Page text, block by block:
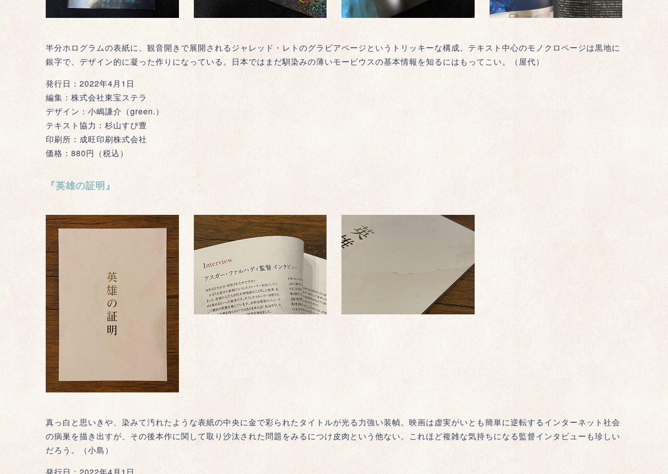
半分ホログラムの表紙に、観音開きで展開されるジャレッド・レトのグラビアページというトリッキーな構成。テキスト中心のモノクロページは黒地に
銀字で、デザイン的に凝った作りになっている。日本ではまだ馴染みの薄いモービウスの基本情報を知るにはもってこい。（屋代）
発行日：2022年4月1日
編集：株式会社東宝ステラ
デザイン：小嶋謙介（green.）
テキスト協力：杉山すぴ豊
印刷所：成旺印刷株式会社
価格：880円（税込）
『英雄の証明』
真っ白と思いきや、染みて汚れたような表紙の中央に金で彩られたタイトルが光る力強い装幀。映画は虚実がいとも簡単に逆転するインターネット社会
の病巣を描き出すが、その後本作に関して取り沙汰された問題をみるにつけ皮肉という他ない。これほど複雑な気持ちになる監督インタビューも珍しい
だろう。（小島）
発行日：2022年4月1日